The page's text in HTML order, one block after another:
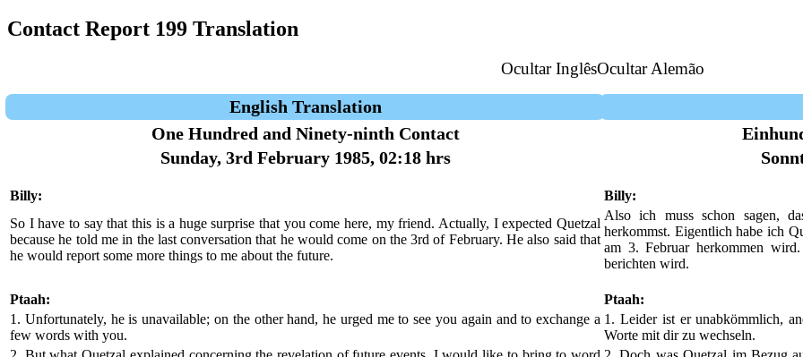
Contact Report 199 Translation
Ocultar InglêsOcultar Alemão
English Translation
One Hundred and Ninety-ninth Contact
Sunday, 3rd February 1985, 02:18 hrs
Billy:
Billy:
So I have to say that this is a huge surprise that you come here, my friend. Actually, I expected Quetzal
because he told me in the last conversation that he would come on the 3rd of February. He also said that
he would report some more things to me about the future.
Also ich muss schon sagen,
herkommst. Eigentlich habe ich
am 3. Februar herkommen
berichten wird.
Ptaah:
Ptaah:
1. Unfortunately, he is unavailable; on the other hand, he urged me to see you again and to exchange a
few words with you.
1. Leider ist er unabkömmlich,
Worte mit dir zu wechseln.